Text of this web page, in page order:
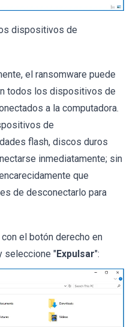
dispositivos de
el ransomware puede
todos los dispositivos de
a la computadora.
de
flash, discos duros
inmediatamente; sin
que
de desconectarlo para
con el botón derecho en
seleccione "Expulsar":